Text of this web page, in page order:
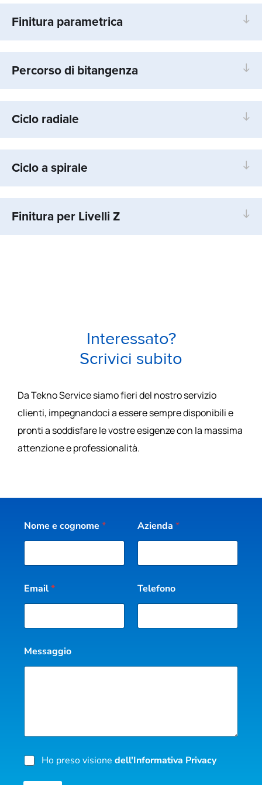
Finitura parametrica
Percorso di bitangenza
Ciclo radiale
Ciclo a spirale
Finitura per Livelli Z
Interessato?
Scrivici subito
Da Tekno Service siamo fieri del nostro servizio
clienti, impegnandoci a essere sempre disponibili e
pronti a soddisfare le vostre esigenze con la massima
attenzione e professionalità.
Nome e cognome * Azienda *
Email* Telefono
Messaggio
* Ho preso visione dell'Informativa Privacy